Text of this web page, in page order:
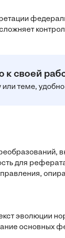
к своей
или теме,
для
эволюции
основных